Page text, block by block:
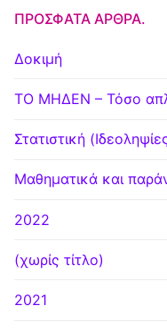
ΠΡΌΣΦΑΤΑ ΆΡΘΡΑ.
Δοκιμή
ΤΟ ΜΗΔΕΝ – Τόσο
Στατιστική
Μαθηματικά και
2022
(χωρίς τίτλο)
2021